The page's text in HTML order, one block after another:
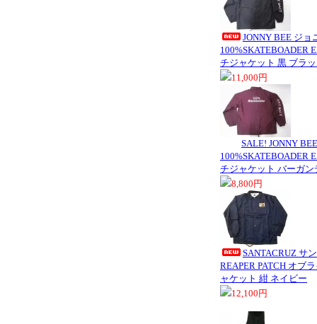
JONNY BEE ジョ
100%SKATEBOADER
チジャケット 黒 ブラ
11,000円
SALE! JONNY
100%SKATEBOADER
チジャケット バーガン
8,800円
SANTACRUZ サ
REAPER PATCH オブ
ャケット 紺 ネイビー
12,100円